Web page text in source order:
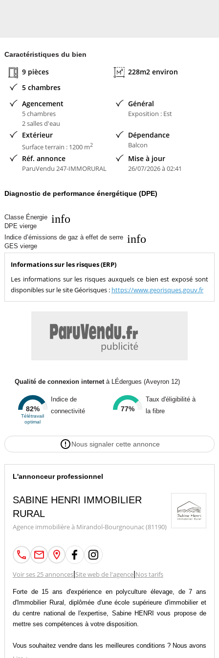
Caractéristiques du bien
9 pièces
228m2 environ
5 chambres
Agencement
5 chambres
2 salles d'eau
Général
Exposition : Est
Extérieur
Surface terrain : 1200 m2
Dépendance
Balcon
Réf. annonce
ParuVendu 247-IMMORURAL
Mise à jour
26/07/2026 à 02:41
Diagnostic de performance énergétique (DPE)
Classe Énergie
DPE vierge
info
Indice d’émissions de gaz à effet de serre
GES vierge
info
Informations sur les risques (ERP)
Les informations sur les risques auxquels ce bien est exposé sont
disponibles sur le site Géorisques : https://www.georisques.gouv.fr
Qualité de connexion internetà LÉdergues (Aveyron 12)
82%
Télétravail
optimal
Indice de
connectivité
77%
Taux d'éligibilité à
la fibre
Nous signaler cette annonce
L'annonceur professionnel
SABINE HENRI IMMOBILIER
RURAL
Agence immobilière à Mirandol-Bourgnounac (81190)
Voir ses 25 annonces| Site web de l'agence| Nos tarifs
Forte de 15 ans d'expérience en polyculture élevage, de 7 ans
d'Immobilier Rural, diplômée d'une école supérieure d'immobilier et
du centre national de l'expertise, Sabine HENRI vous propose de
mettre ses compétences à votre disposition.
Vous souhaitez vendre dans les meilleures conditions ? Nous avons
les outils adaptés à votre secteur.